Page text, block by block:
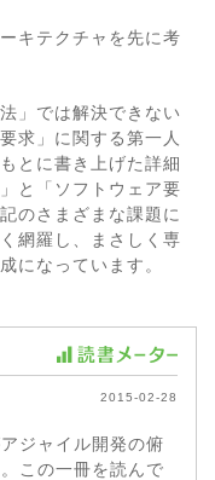
キテクチャを先に考
」では解決できない
求」に関する第一人
とに書き上げた詳細
と「ソフトウェア要
のさまざまな課題に
網羅し、まさしく専
になっています。
2015-02-28
ジャイル開発の俯
この一冊を読んで